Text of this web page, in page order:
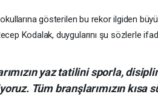
gösterilen bu rekor ilgiden
Kodalak, duygularını şu sözlerle
yaz tatilini sporla,
Tüm branşlarımızın